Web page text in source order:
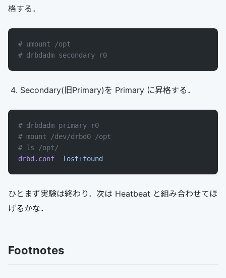
格する．
# umount /opt
# drbdadm secondary r0
Secondary(旧Primary)を Primary に昇格する．
# drbdadm primary r0
# mount /dev/drbd0 /opt
# ls /opt/
drbd.conf
  lost+found
ひとまず実験は終わり．次は Heatbeat と組み合わせてほ
げるかな．
Footnotes